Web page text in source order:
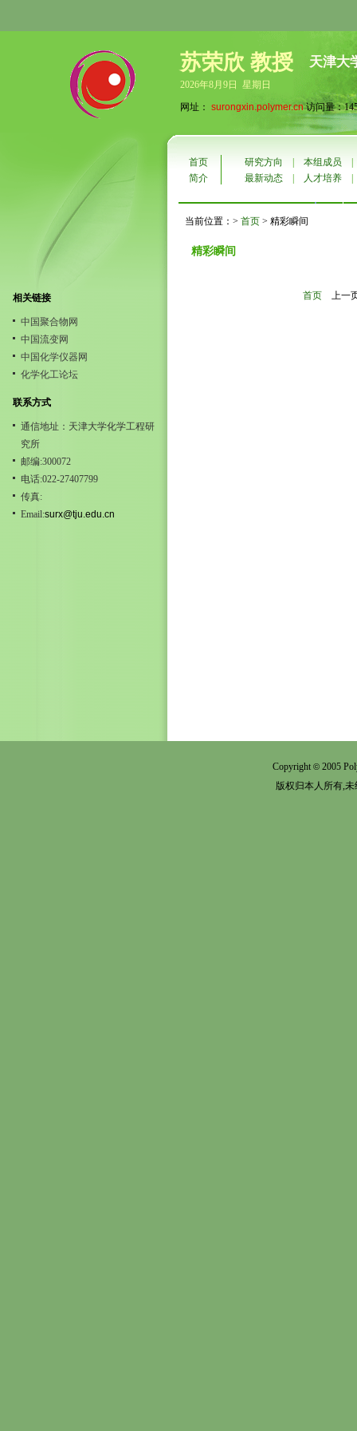
苏荣欣 教授 天津大
2026年8月9日 星期日
网址： surongxin.polymer.cn访问量：
相关链接
中国聚合物网
中国流变网
中国化学仪器网
化学化工论坛
联系方式
通信地址：天津大学化学工程研
究所
邮编:300072
电话:022-27407799
传真:
Email:surx@tju.edu.cn
首页 研究方向 本组成员
简介
最新动态 人才培养
当前位置：> 首页 > 精彩瞬间
精彩瞬间
首页 上一
Copyright© 2005
版权归本人所有,